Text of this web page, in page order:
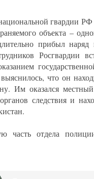
гвардии РФ
объекта –
прибыл наряд
Росгвардии
что он
Им оказался
следствия и
часть отдела